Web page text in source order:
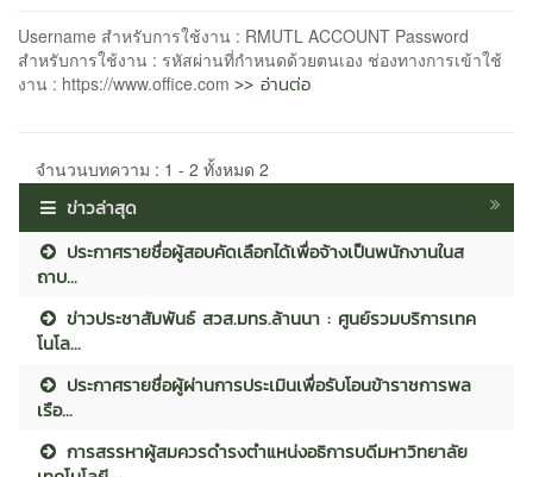
Username สำหรับการใช้งาน : RMUTL ACCOUNT Password
สำหรับการใช้งาน : รหัสผ่านที่กำหนดด้วยตนเอง ช่องทางการเข้าใช้
งาน : https://www.office.com >> อ่านต่อ
จำนวนบทความ : 1 - 2 ทั้งหมด 2
ข่าวล่าสุด
ประกาศรายชื่อผู้สอบคัดเลือกได้เพื่อจ้างเป็นพนักงานในส
ถาบ...
ข่าวประชาสัมพันธ์ สวส.มทร.ล้านนา : ศูนย์รวมบริการเทค
โนโล...
ประกาศรายชื่อผู้ผ่านการประเมินเพื่อรับโอนข้าราชการพล
เรือ...
การสรรหาผู้สมควรดำรงตำแหน่งอธิการบดีมหาวิทยาลัย